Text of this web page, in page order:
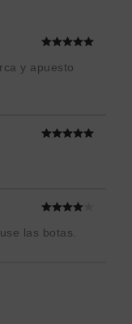
y apuesto
las botas.